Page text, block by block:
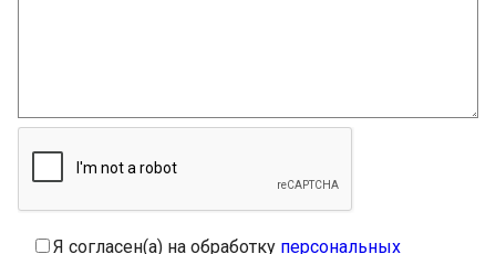
Я согласен(а) на обработку персональных